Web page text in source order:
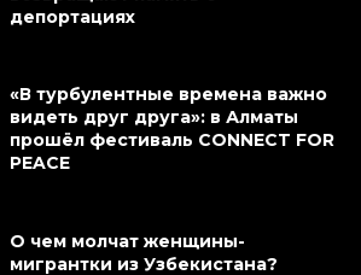
депортациях
«В турбулентные времена важно
видеть друг друга»: в Алматы
прошёл фестиваль CONNECT FOR
PEACE
О чем молчат женщины-
мигрантки из Узбекистана?